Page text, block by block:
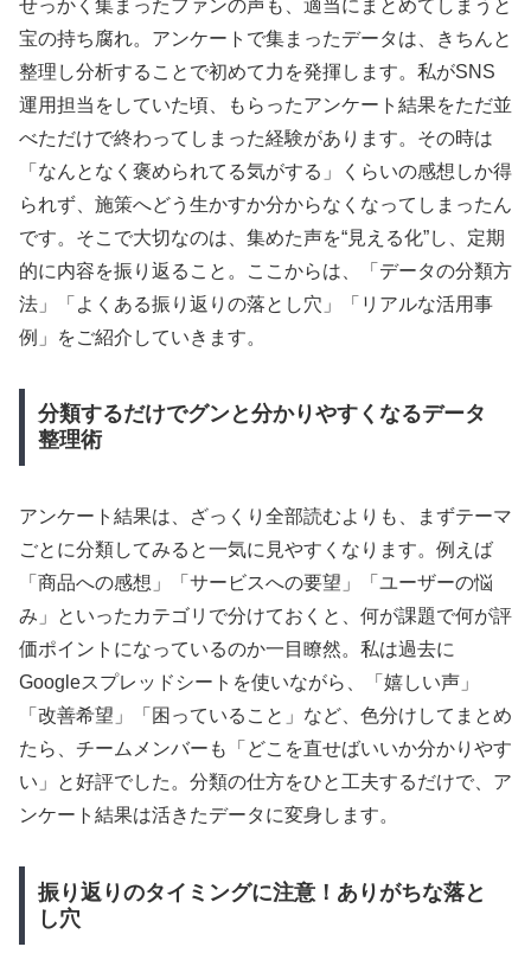
せっかく集まったファンの声も、適当にまとめてしまうと
宝の持ち腐れ。アンケートで集まったデータは、きちんと
整理し分析することで初めて力を発揮します。私がSNS
運用担当をしていた頃、もらったアンケート結果をただ並
べただけで終わってしまった経験があります。その時は
「なんとなく褒められてる気がする」くらいの感想しか得
られず、施策へどう生かすか分からなくなってしまったん
です。そこで大切なのは、集めた声を“見える化”し、定期
的に内容を振り返ること。ここからは、「データの分類方
法」「よくある振り返りの落とし穴」「リアルな活用事
例」をご紹介していきます。
分類するだけでグンと分かりやすくなるデータ
整理術
アンケート結果は、ざっくり全部読むよりも、まずテーマ
ごとに分類してみると一気に見やすくなります。例えば
「商品への感想」「サービスへの要望」「ユーザーの悩
み」といったカテゴリで分けておくと、何が課題で何が評
価ポイントになっているのか一目瞭然。私は過去に
Googleスプレッドシートを使いながら、「嬉しい声」
「改善希望」「困っていること」など、色分けしてまとめ
たら、チームメンバーも「どこを直せばいいか分かりやす
い」と好評でした。分類の仕方をひと工夫するだけで、ア
ンケート結果は活きたデータに変身します。
振り返りのタイミングに注意！ありがちな落と
し穴